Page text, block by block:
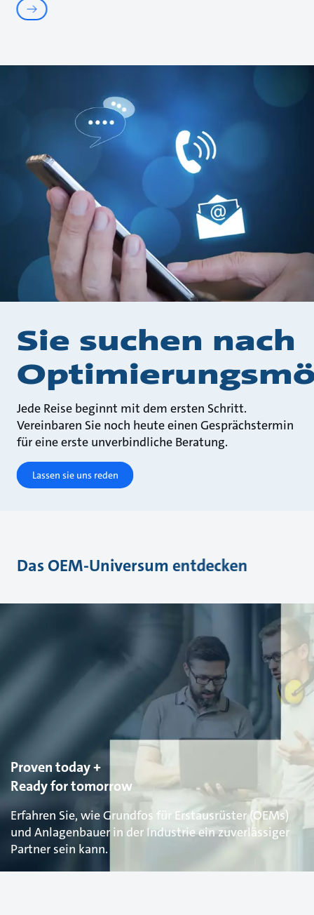
Sie suchen nach
Jede Reise beginnt mit dem ersten Schritt.
Vereinbaren Sie noch heute einen Gesprächstermin
für eine erste unverbindliche Beratung.
Lassen sie uns reden
Das OEM-Universum entdecken
Proven today +
Ready for tomorrow
Erfahren Sie, wie Grundfos für Erstausrüster (OEMs)
und Anlagenbauer in der Industrie ein zuverlässiger
Partner sein kann.